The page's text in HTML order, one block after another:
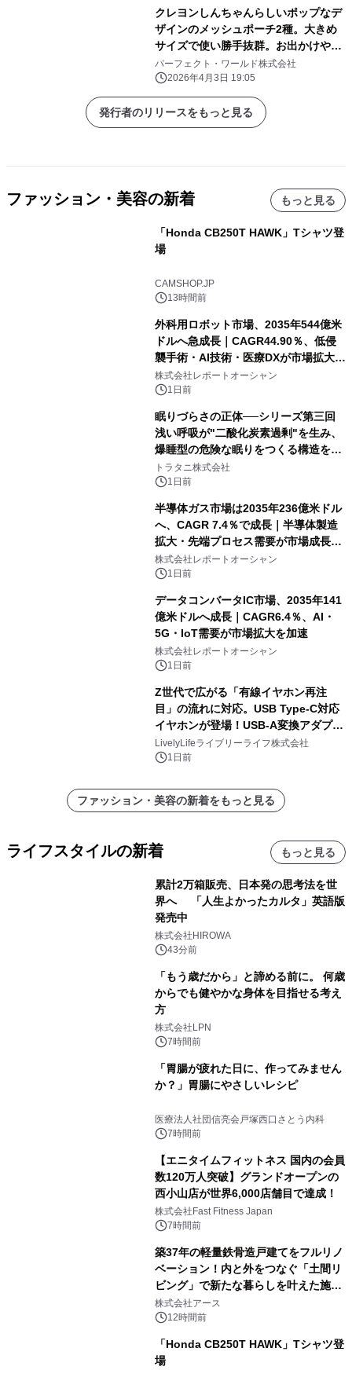
クレヨンしんちゃんらしいポップなデ
ザインのメッシュポーチ2種。大きめ
サイズで使い勝手抜群。お出かけや旅
行にぜひ！
パーフェクト・ワールド株式会社
2026年4月3日 19:05
発行者のリリースをもっと見る
ファッション・美容の新着 もっと見る
「Honda CB250T HAWK」Tシャツ登
場
CAMSHOP.JP
13時間前
外科用ロボット市場、2035年544億米
ドルへ急成長｜CAGR44.90％、低侵
襲手術・AI技術・医療DXが市場拡大を
牽引
株式会社レポートオーシャン
1日前
眠りづらさの正体──シリーズ第三回
浅い呼吸が"二酸化炭素過剰"を生み、
爆睡型の危険な眠りをつくる構造を解
説
トラタニ株式会社
1日前
半導体ガス市場は2035年236億米ドル
へ、CAGR 7.4％で成長｜半導体製造
拡大・先端プロセス需要が市場成長を
加速
株式会社レポートオーシャン
1日前
データコンバータIC市場、2035年141
億米ドルへ成長｜CAGR6.4％、AI・
5G・IoT需要が市場拡大を加速
株式会社レポートオーシャン
1日前
Z世代で広がる「有線イヤホン再注
目」の流れに対応。USB Type-C対応
イヤホンが登場！USB-A変換アダプタ
ー付きでスマホからパソコンまで幅広
く活用可能
LivelyLifeライブリーライフ株式会社
1日前
ファッション・美容の新着をもっと見る
ライフスタイルの新着 もっと見る
累計2万箱販売、日本発の思考法を世
界へ 「人生よかったカルタ」英語版
発売中
株式会社HIROWA
43分前
「もう歳だから」と諦める前に。 何歳
からでも健やかな身体を目指せる考え
方
株式会社LPN
7時間前
「胃腸が疲れた日に、作ってみません
か？」胃腸にやさしいレシピ
医療法人社団信亮会戸塚西口さとう内科
7時間前
【エニタイムフィットネス 国内の会員
数120万人突破】グランドオープンの
西小山店が世界6,000店舗目で達成！
株式会社Fast Fitness Japan
7時間前
築37年の軽量鉄骨造戸建てをフルリノ
ベーション！内と外をつなぐ「土間リ
ビング」で新たな暮らしを叶えた施工
事例を株式会社アースが公開
株式会社アース
12時間前
「Honda CB250T HAWK」Tシャツ登
場